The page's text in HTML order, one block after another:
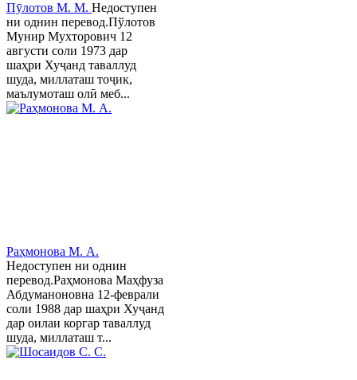
Пӯлотов М. М. Недоступен
ни однин перевод.Пўлотов
Мунир Мухторович 12
августи соли 1973 дар
шаҳри Хуҷанд таваллуд
шуда, миллаташ тоҷик,
маълумоташ олӣ меб...
Раҳмонова М. А.
Недоступен ни однин
перевод.Раҳмонова Маҳфуза
Абдуманоновна 12-феврали
соли 1988 дар шаҳри Хуҷанд
дар оилаи коргар таваллуд
шуда, миллаташ т...